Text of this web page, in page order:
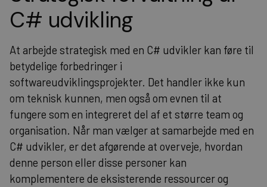
C# udvikling
At arbejde strategisk med en C# udvikler kan føre til
betydelige forbedringer i
softwareudviklingsprojekter. Det handler ikke kun
om teknisk kunnen, men også om evnen til at
fungere som en integreret del af et større team og
organisation. Når man vælger at samarbejde med en
C# udvikler, er det afgørende at overveje, hvordan
denne person eller disse personer kan
komplementere de eksisterende ressourcer og